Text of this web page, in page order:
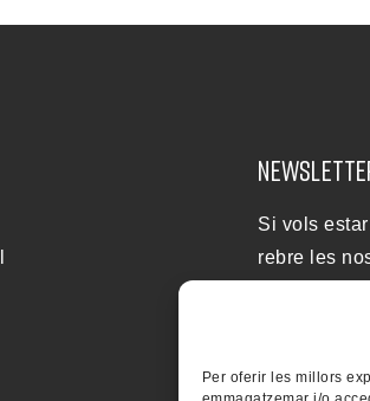
Per oferir les millors
Si vols
rebre les